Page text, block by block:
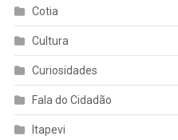
Cotia
Cultura
Curiosidades
Fala do Cidadão
Itapevi